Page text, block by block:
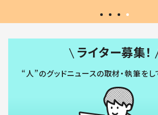
ライター募集！
“人”のグッドニュースの取材・執筆をし